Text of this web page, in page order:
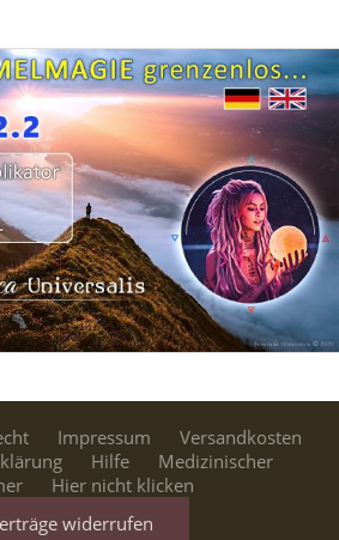
Impressum
Versandkosten
Hilfe
Medizinischer
Hier nicht klicken
widerrufen